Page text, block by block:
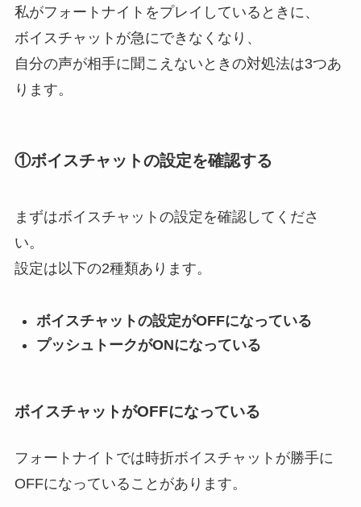
私がフォートナイトをプレイしているときに、
ボイスチャットが急にできなくなり、
自分の声が相手に聞こえないときの対処法は3つあ
ります。
①ボイスチャットの設定を確認する
まずはボイスチャットの設定を確認してくださ
い。
設定は以下の2種類あります。
ボイスチャットの設定がOFFになっている
プッシュトークがONになっている
ボイスチャットがOFFになっている
フォートナイトでは時折ボイスチャットが勝手に
OFFになっていることがあります。